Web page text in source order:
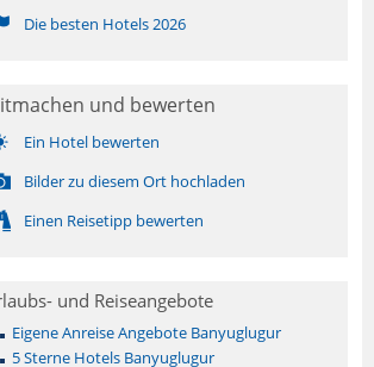
Die besten Hotels 2026
und bewerten
Ein Hotel bewerten
Bilder zu diesem Ort hochladen
Einen Reisetipp bewerten
und Reiseangebote
Eigene Anreise Angebote Banyuglugur
5 Sterne Hotels Banyuglugur